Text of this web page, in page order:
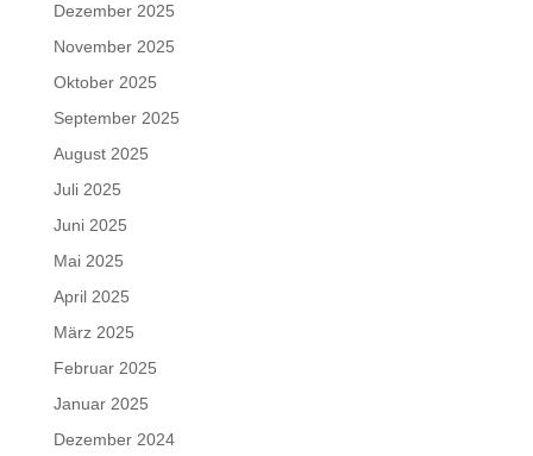
Dezember 2025
November 2025
Oktober 2025
September 2025
August 2025
Juli 2025
Juni 2025
Mai 2025
April 2025
März 2025
Februar 2025
Januar 2025
Dezember 2024